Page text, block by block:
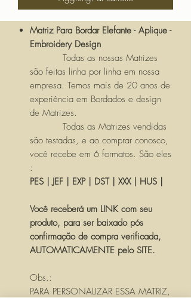
Matriz Para Bordar Elefante - Aplique -
Embroidery Design
Todas as nossas Matrizes
são feitas linha por linha em nossa
empresa. Temos mais de 20 anos de
experiência em Bordados e design
de Matrizes.
Todas as Matrizes vendidas
são testadas, e ao comprar conosco,
você recebe em 6 formatos. São eles
:
PES | JEF | EXP | DST | XXX | HUS |
Você receberá um LINK com seu
produto, para ser baixado pós
confirmação de compra verificada,
AUTOMATICAMENTE pelo SITE.
Obs.:
PARA PERSONALIZAR ESSA MATRIZ,